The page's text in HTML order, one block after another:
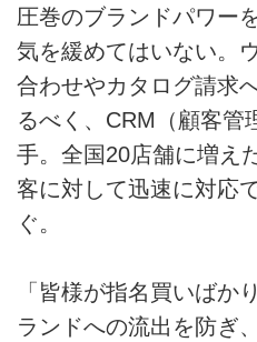
圧巻のブランドパワー
気を緩めてはいない。
合わせやカタログ請求
るべく、CRM（顧客管
手。全国20店舗に増え
客に対して迅速に対応
ぐ。
「皆様が指名買いばか
ランドへの流出を防ぎ